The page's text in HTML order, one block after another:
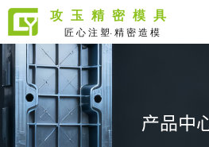
攻玉精密模具
匠 心 注 塑· 精 密 造 模